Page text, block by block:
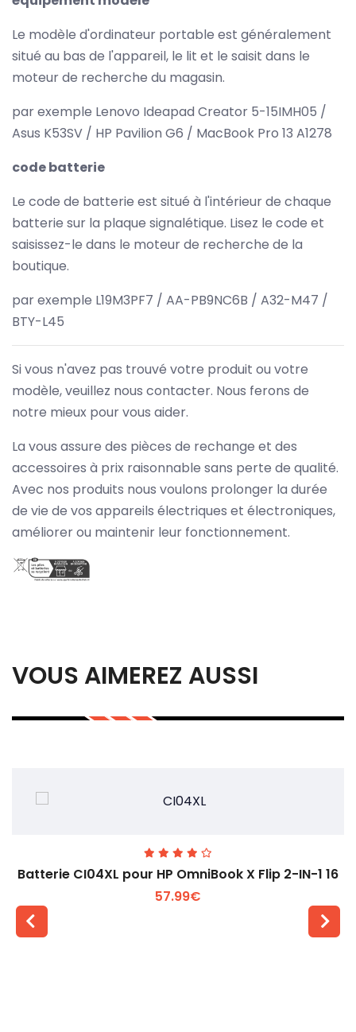
Le modèle d'ordinateur portable est généralement
situé au bas de l'appareil, le lit et le saisit dans le
moteur de recherche du magasin.
par exemple Lenovo Ideapad Creator 5-15IMH05 /
Asus K53SV / HP Pavilion G6 / MacBook Pro 13 A1278
code batterie
Le code de batterie est situé à l'intérieur de chaque
batterie sur la plaque signalétique. Lisez le code et
saisissez-le dans le moteur de recherche de la
boutique.
par exemple L19M3PF7 / AA-PB9NC6B / A32-M47 /
BTY-L45
Si vous n'avez pas trouvé votre produit ou votre
modèle, veuillez nous contacter. Nous ferons de
notre mieux pour vous aider.
La vous assure des pièces de rechange et des
accessoires à prix raisonnable sans perte de qualité.
Avec nos produits nous voulons prolonger la durée
de vie de vos appareils électriques et électroniques,
améliorer ou maintenir leur fonctionnement.
VOUS AIMEREZ AUSSI
Batterie CI04XL pour HP OmniBook X Flip 2-IN-1 16
57.99€